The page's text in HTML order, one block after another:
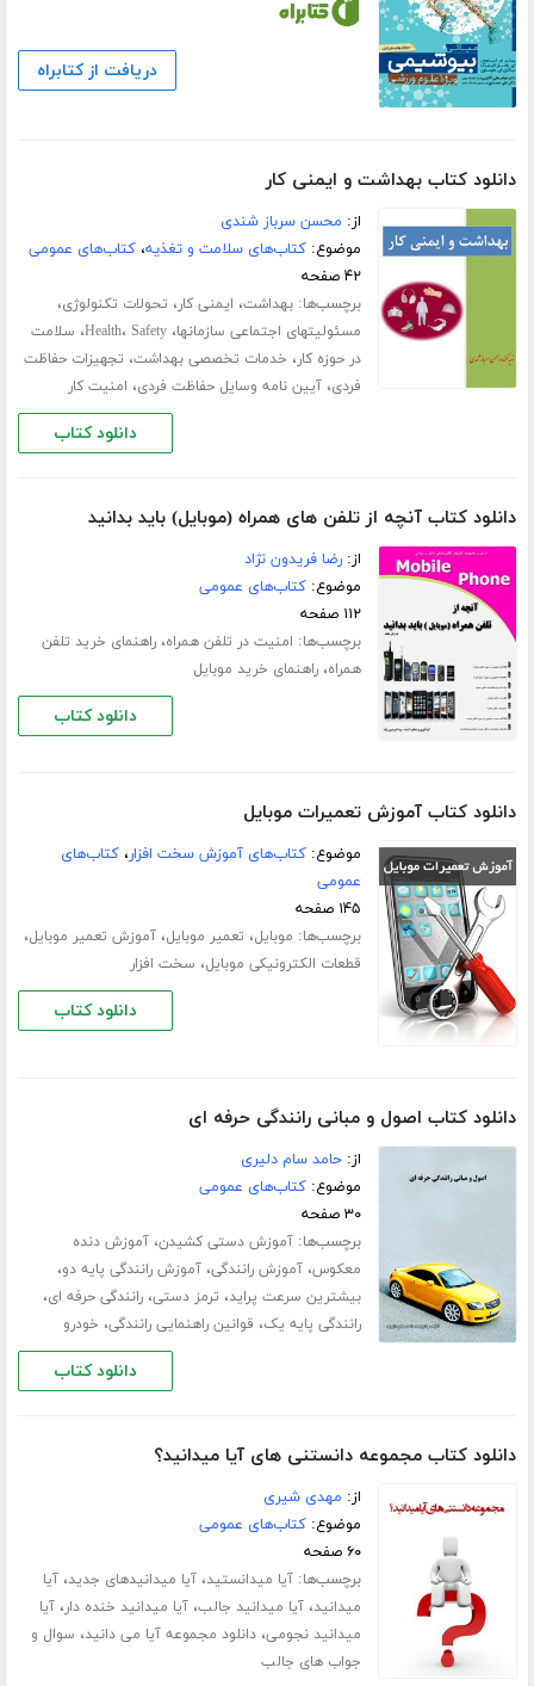
دریافت از کتابراه
دانلود کتاب بهداشت و ایمنی کار
از: محسن سرباز شندی
موضوع:کتاب‌های سلامت و تغذیه،کتاب‌های عمومی
۴۲ صفحه
برچسب‌ها:بهداشت، ایمنی کار، تحولات تکنولوژی،
مسئولیتهای اجتماعی سازمانها، Health، Safety ، سلامت
در حوزه کار، خدمات تخصصی بهداشت، تجهیزات حفاظت
فردی،آیین نامه وسایل حفاظت فردی، امنیت کار
دانلود کتاب
دانلود کتاب آنچه از تلفن های همراه (موبایل) باید بدانید
از:رضا فریدون نژاد
موضوع:کتاب‌های عمومی
۱۱۲ صفحه
برچسب‌ها: امنیت در تلفن همراه،راهنمای خرید تلفن
همراه،راهنمای خرید موبایل
دانلود کتاب
دانلود کتاب آموزش تعمیرات موبایل‎
موضوع:کتاب‌های آموزش سخت افزار،کتاب‌های
عمومی
۱۴۵ صفحه
برچسب‌ها: موبایل، تعمیر موبایل،آموزش تعمیر موبایل،
قطعات الکترونیکی موبایل، سخت افزار
دانلود کتاب
دانلود کتاب اصول و مبانی رانندگی حرفه ای
از:حامد سام دلیری
موضوع:کتاب‌های عمومی
۳۰ صفحه
برچسب‌ها:آموزش دستی کشیدن،آموزش دنده
معکوس،آموزش رانندگی،آموزش رانندگی پایه دو،
بیشترین سرعت پراید، ترمز دستی،رانندگی حرفه ای،
رانندگی پایه یک، قوانین راهنمایی رانندگی، خودرو
دانلود کتاب
دانلود کتاب مجموعه دانستنی های آیا میدانید؟
از: مهدی شیری
موضوع:کتاب‌های عمومی
۶۰ صفحه
برچسب‌ها:آیا میدانستید،آیا میدانیدهای جدید،آیا
میدانید،آیا میدانید جالب،آیا میدانید خنده دار،آیا
میدانید نجومی،دانلود مجموعه آیا می دانید، سوال و
جواب های جالب